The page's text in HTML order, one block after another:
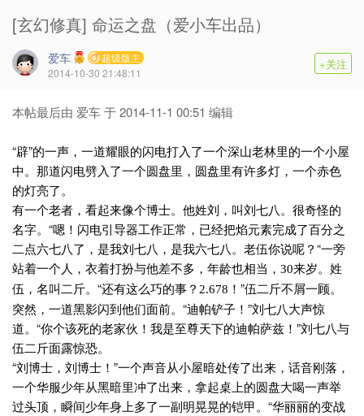
[玄幻修真] 命运之盘（爱小车出品）
爱车
超级版主
2014-10-30 21:48:11
+关注
本帖最后由 爱车 于 2014-11-1 00:51 编辑
“辟”的一声，一道耀眼的闪电打入了一个深山老林里的一个小屋
中。那道闪电劈入了一个圆盘里，圆盘里有许多灯，一个赤色
的灯亮了。
有一个老者，看起来像个博士。他姓刘，叫刘七八。很奇怪的
名字。“嗯！闪电引导器工作正常，已经把焰元素完成了百分之
二点六七八了，是我刘七八，是我六七八。老伍你说呢？“一旁
站着一个人，衣着打扮与他差不多，年龄也相当， 30来岁。姓
伍，名叫二斤。“还有这么巧的事？ 2.678 ！”伍二斤不屑一顾。
突然，一道黑影闪到他们面前。“迪帕铲子！”刘七八大声惊
道。“你个该死的老家伙！我是至尊天下的迪帕萨兹！”刘七八与
伍二斤面露惊恐。
“刘博士，刘博士！”一个声音从小屋暗处传了出来，话音刚落，
一个华服少年从黑暗里冲了出来，拿起桌上的圆盘大喝一声举
过头顶，瞬间少年身上多了一副明晃晃的铠甲。“华丽丽的变战